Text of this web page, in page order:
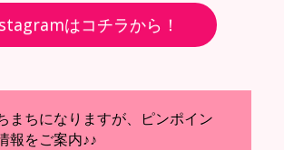
はコチラから！
まちになりますが、ピンポイン
報をご案内♪♪